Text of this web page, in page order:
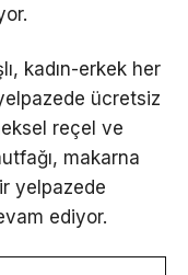
kadın-erkek her
ücretsiz
reçel ve
makarna
yelpazede
ediyor.